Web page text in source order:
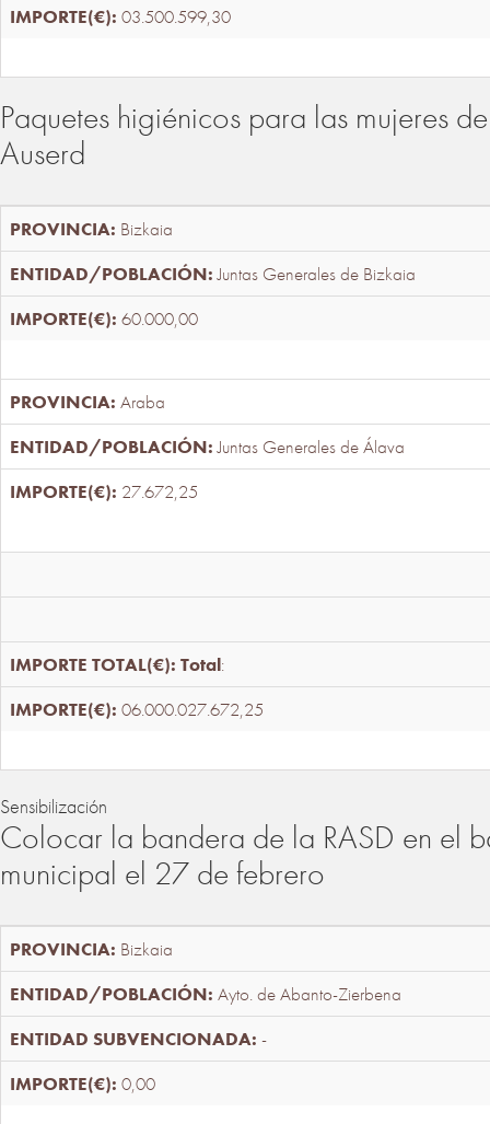
03.500.599,30
Paquetes higiénicos para las mujeres
Auserd
Bizkaia
Juntas Generales de Bizkaia
60.000,00
Araba
Juntas Generales de Álava
27.672,25
Total:
06.000.027.672,25
Sensibilización
Colocar la bandera de la RASD en el
municipal el 27 de febrero
Bizkaia
Ayto. de Abanto-Zierbena
-
0,00